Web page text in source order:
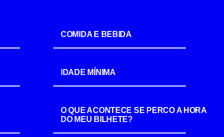
COMIDA E BEBIDA
IDADE MÍNIMA
O QUE ACONTECE SE PERCO A HORA
DO MEU BILHETE?